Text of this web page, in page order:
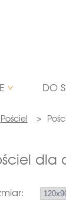
DO
Pościel >
dla